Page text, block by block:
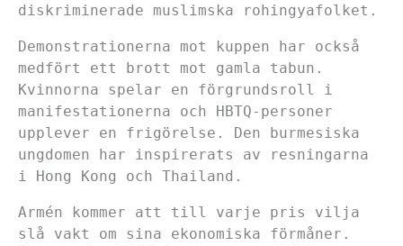
diskriminerade muslimska rohingyafolket.
Demonstrationerna mot kuppen har också
medfört ett brott mot gamla tabun.
Kvinnorna spelar en förgrundsroll i
manifestationerna och HBTQ-personer
upplever en frigörelse. Den burmesiska
ungdomen har inspirerats av resningarna
i Hong Kong och Thailand.
Armén kommer att till varje pris vilja
slå vakt om sina ekonomiska förmåner.